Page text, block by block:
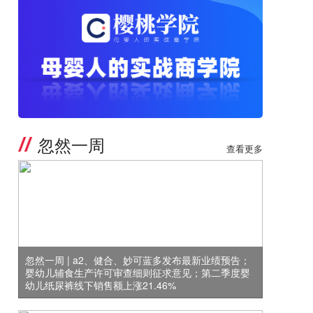
忽然一周 查看更多
忽然一周 | a2、健合、妙可蓝多发布最新业绩预告；
婴幼儿辅食生产许可审查细则征求意见；第二季度婴
幼儿纸尿裤线下销售额上涨21.46%